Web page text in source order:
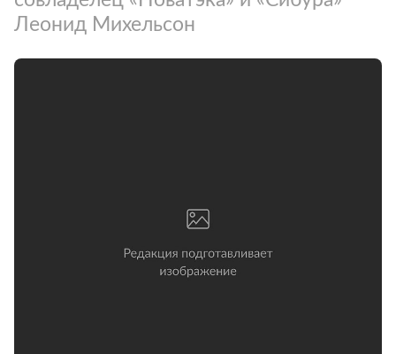
Леонид Михельсон